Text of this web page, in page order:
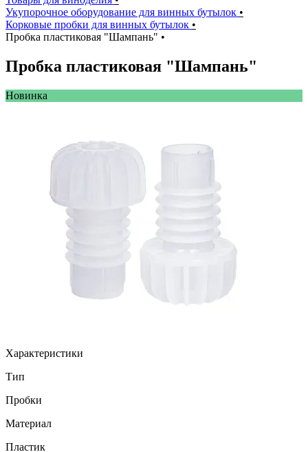
Укупорочное оборудование для винных бутылок •
Корковые пробки для винных бутылок •
Пробка пластиковая "Шампань" •
Пробка пластиковая "Шампань"
Новинкa
Характеристики
Тип
Пробки
Материал
Пластик